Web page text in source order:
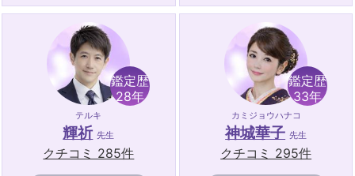
術,守護霊対話,エネルギ
ーワーク,風水,オーラリ
ーディング,夢占い,送念,
スピリチュアル,霊感タロ
話,オーラ浄化,遠隔ヒー
リング,スピリチャル,西
洋占星術,東洋占星術,易,
霊感タロット,エネルギー
ワーク,波動修正,夢占い
鑑定歴
28年
テルキ
輝祈 先生
クチコミ 285件
鑑定歴
33年
カミジョウハナコ
神城華子 先生
クチコミ 295件